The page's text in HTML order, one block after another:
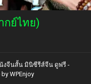
กย์ไทย)
งจีนสั้น มินิซีรีส์จีน ดูฟรี -
by WPEnjoy